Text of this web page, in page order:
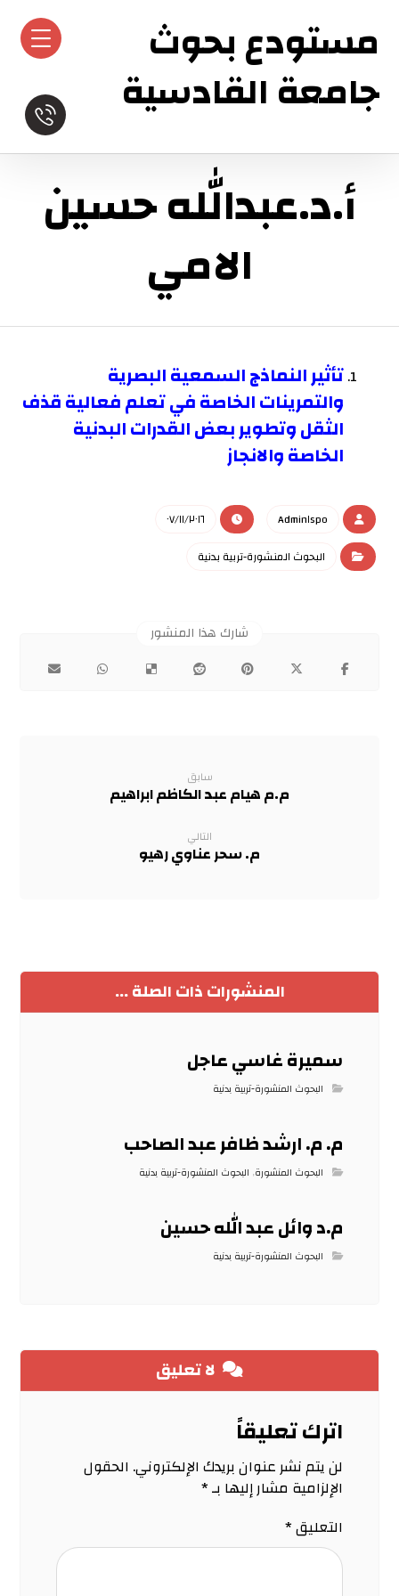
مستودع بحوث
جامعة القادسية
أ.د.عبدالله حسين
الامي
تأثير النماذج السمعية البصرية
والتمرينات الخاصة في تعلم فعالية قذف
الثقل وتطوير بعض القدرات البدنية
الخاصة والانجاز
Admin١spo
٠٧/١١/٢٠١٦
البحوث المنشورة-تربية بدنية
سابق
م.م هيام عبد الكاظم ابراهيم
التالي
م. سحر عناوي رهيو
المنشورات ذات الصلة ...
سميرة غاسي عاجل
البحوث المنشورة-تربية بدنية
م. م. ارشد ظافر عبد الصاحب
البحوث المنشورة, البحوث المنشورة-تربية بدنية
م.د وائل عبد الله حسين
البحوث المنشورة-تربية بدنية
لا تعليق
اترك تعليقاً
لن يتم نشر عنوان بريدك الإلكتروني. الحقول
الإلزامية مشار إليها بـ*
التعليق*